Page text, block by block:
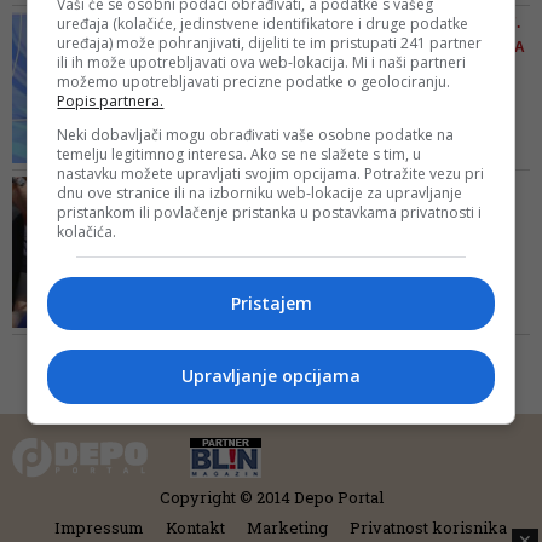
vatre u pokrajini Idlib na
sjeverozapadu Sirije
AKADEMIK DURAKOVIĆ 2017.
UPOZORAVAO, SVI U BIH TADA
SU ŠUTJELI
Plašim se kleveta iz
Bošnjaci...
U svjetlu najnovije afere i
špijunskog skandala povodom
tvrdnji da su hrvatske
tajnu false flag operaciju u Bosni i
Hercegovini, te pokretanja
zvanične istrage, podsjećamo na
upozoravajuće riječi akademika
Durakovića koje je ...
NOVE PORUKE STIŽU S
PANTOVČAKA
Sarajeva, Kolinda opet
Predsjednica Hrvatske u svojim
prisustvo radikalnih islamskih
grupa u BiH
Copyright © 2014 Depo Portal
Impressum
Kontakt Marketing Privatnost korisnika
uređaja (kolačiće, jedinstvene identifikatore i druge podatke
uređaja) može pohranjivati, dijeliti te im pristupati 241 partner
ili ih može upotrebljavati ova web-lokacija. Mi i naši partneri
možemo upotrebljavati precizne podatke o geolociranju.
Popis partnera.
Neki dobavljači mogu obrađivati vaše osobne podatke na
temelju legitimnog interesa. Ako se ne slažete s tim, u
nastavku možete upravljati svojim opcijama. Potražite vezu pri
dnu ove stranice ili na izborniku web-lokacije za upravljanje
pristankom ili povlačenje pristanka u postavkama privatnosti i
kolačića.
Pristajem
Upravljanje opcijama